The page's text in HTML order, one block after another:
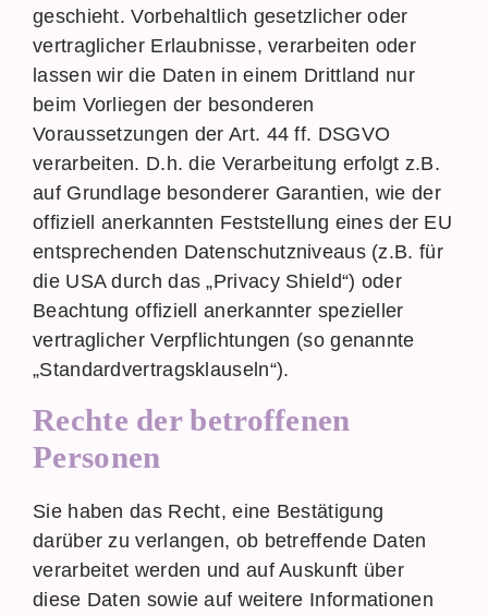
geschieht. Vorbehaltlich gesetzlicher oder
vertraglicher Erlaubnisse, verarbeiten oder
lassen wir die Daten in einem Drittland nur
beim Vorliegen der besonderen
Voraussetzungen der Art. 44 ff. DSGVO
verarbeiten. D.h. die Verarbeitung erfolgt z.B.
auf Grundlage besonderer Garantien, wie der
offiziell anerkannten Feststellung eines der EU
entsprechenden Datenschutzniveaus (z.B. für
die USA durch das „Privacy Shield“) oder
Beachtung offiziell anerkannter spezieller
vertraglicher Verpflichtungen (so genannte
„Standardvertragsklauseln“).
Rechte der betroffenen
Personen
Sie haben das Recht, eine Bestätigung
darüber zu verlangen, ob betreffende Daten
verarbeitet werden und auf Auskunft über
diese Daten sowie auf weitere Informationen